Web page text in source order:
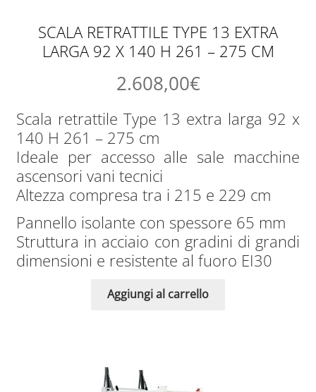
SCALA RETRATTILE TYPE 13 EXTRA
LARGA 92 X 140 H 261 – 275 CM
2.608,00€
Scala retrattile Type 13 extra larga 92 x
140 H 261 – 275 cm
Ideale per accesso alle sale macchine
ascensori vani tecnici
Altezza compresa tra i 215 e 229 cm
Pannello isolante con spessore 65 mm
Struttura in acciaio con gradini di grandi
dimensioni e resistente al fuoro EI30
Aggiungi al carrello